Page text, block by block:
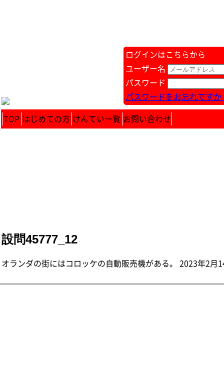
ログインはこちらから
ユーザー名
パスワード
パスワードをお忘れですか
TOP はじめての方 けんてい一覧 お問い合わせ
設問45777_12
オランダの街にはコロッケの自動販売機がある。 2023年2月